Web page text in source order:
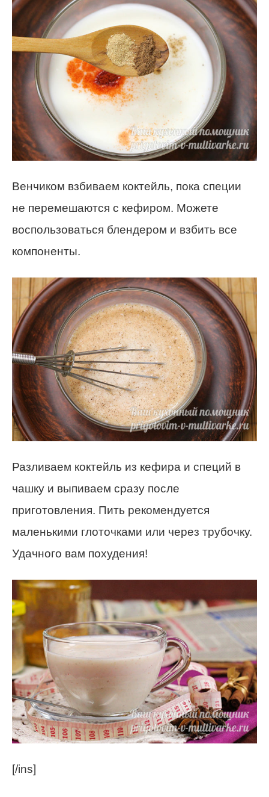
Венчиком взбиваем коктейль, пока специи
не перемешаются с кефиром. Можете
воспользоваться блендером и взбить все
компоненты.
Разливаем коктейль из кефира и специй в
чашку и выпиваем сразу после
приготовления. Пить рекомендуется
маленькими глоточками или через трубочку.
Удачного вам похудения!
[/ins]